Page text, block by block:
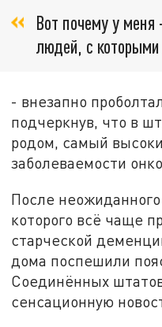
Вот почему у
людей, с
- внезапно
подчеркнув, что в
родом, самый
заболеваемости
После
которого всё чаще
старческой
дома поспешили
Соединённых
сенсационную